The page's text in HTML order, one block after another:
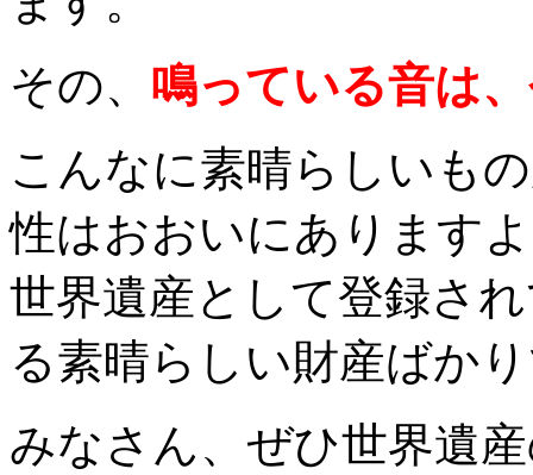
その、 鳴っている音は
こんなに素晴らしいも
性はおおいにあります
世界遺産として登録さ
る素晴らしい財産ばか
みなさん、ぜひ世界遺